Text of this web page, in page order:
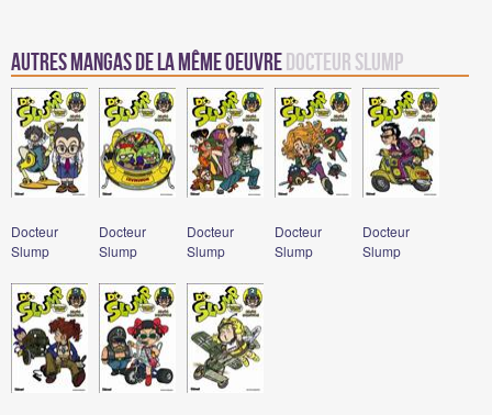
Autres mangas de la même oeuvre Docteur Slump
Docteur
Slump
Docteur
Slump
Docteur
Slump
Docteur
Slump
Docteur
Slump